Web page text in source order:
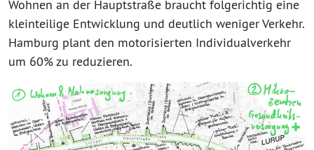
Wohnen an der Hauptstraße braucht folgerichtig eine
kleinteilige Entwicklung und deutlich weniger Verkehr.
Hamburg plant den motorisierten Individualverkehr
um 60% zu reduzieren.